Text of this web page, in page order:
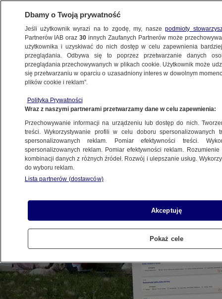
POLSKA
Setki takich ofert. "Rujnują ludziom
życie"
Joanna Rubin-Sobolewska
3.10.2024, 05:55
Dbamy o Twoją prywatność
Jeśli użytkownik wyrazi na to zgodę, my, naszepodmioty
Partnerów IAB oraz30 innych Zaufanych Partnerów może
użytkownika i uzyskiwać do nich dostęp w celu zapewnienia
przeglądania. Odbywa się to poprzez przetwarzanie danych
przeglądania przechowywanych w plikach cookie. Użytkownik może
się przetwarzaniu w oparciu o uzasadniony interes w dowolnym
plików cookie i reklam”.
Polityka Prywatności
Wraz z naszymi partnerami przetwarzamy dane w celu zapewnienia:
Przechowywanie informacji na urządzeniu lub dostęp do nich.
treści. Wykorzystywanie profili w celu doboru spersonalizowanych
spersonalizowanych reklam. Pomiar efektywności treści.
spersonalizowanych reklam. Pomiar efektywności reklam.
kombinacji danych z różnych źródeł. Rozwój i ulepszanie usług.
do wyboru reklam.
Lista partnerów (dostawców)
Akceptuję
Pokaż cele